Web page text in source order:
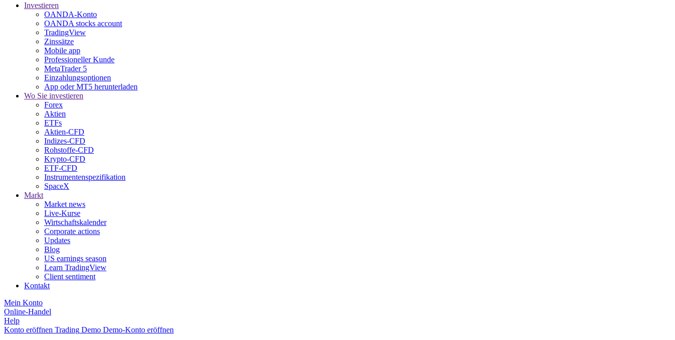
Investieren
OANDA-Konto
OANDA stocks account
TradingView
Zinssätze
Mobile app
Professioneller Kunde
MetaTrader 5
Einzahlungsoptionen
App oder MT5 herunterladen
Wo Sie investieren
Forex
Aktien
ETFs
Aktien-CFD
Indizes-CFD
Rohstoffe-CFD
Krypto-CFD
ETF-CFD
Instrumentenspezifikation
SpaceX
Markt
Market news
Live-Kurse
Wirtschaftskalender
Corporate actions
Updates
Blog
US earnings season
Learn TradingView
Client sentiment
Kontakt
Mein Konto
Online-Handel
Help
Konto eröffnen Trading Demo Demo-Konto eröffnen